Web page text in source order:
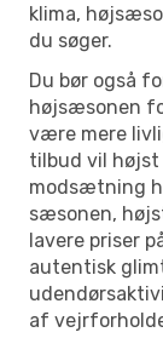
klima,
du søger.
Du bør også
højsæsonen
være mere
tilbud vil
modsætning
sæsonen,
lavere priser
autentisk
af